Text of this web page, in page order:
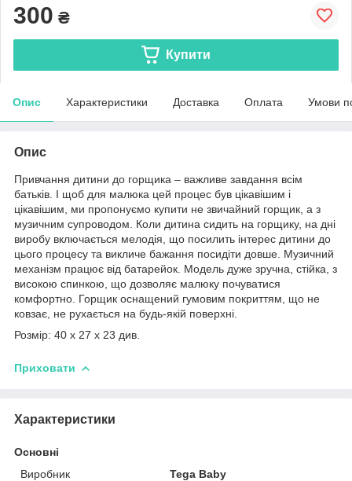
300 ₴
Купити
Опис Характеристики Доставка Оплата Умови
Опис
Привчання дитини до горщика – важливе завдання всім
батьків. І щоб для малюка цей процес був цікавішим і
цікавішим, ми пропонуємо купити не звичайний горщик, а з
музичним супроводом. Коли дитина сидить на горщику, на дні
виробу включається мелодія, що посилить інтерес дитини до
цього процесу та викличе бажання посидіти довше. Музичний
механізм працює від батарейок. Модель дуже зручна, стійка, з
високою спинкою, що дозволяє малюку почуватися
комфортно. Горщик оснащений гумовим покриттям, що не
ковзає, не рухається на будь-якій поверхні.
Розмір: 40 x 27 x 23 див.
Приховати
Характеристики
Основні
Виробник
Tega Baby